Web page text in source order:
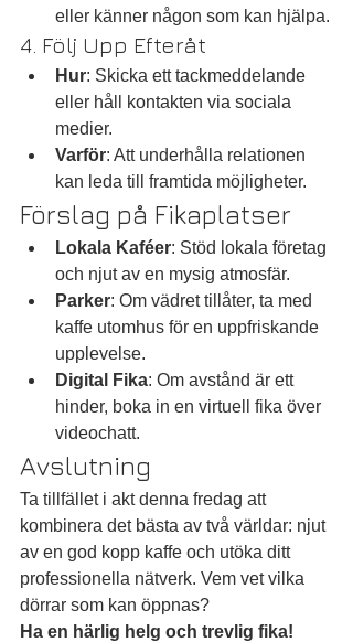
eller känner någon som kan hjälpa.
4. Följ Upp Efteråt
Hur: Skicka ett tackmeddelande
eller håll kontakten via sociala
medier.
Varför: Att underhålla relationen
kan leda till framtida möjligheter.
Förslag på Fikaplatser
Lokala Kaféer: Stöd lokala företag
och njut av en mysig atmosfär.
Parker: Om vädret tillåter, ta med
kaffe utomhus för en uppfriskande
upplevelse.
Digital Fika: Om avstånd är ett
hinder, boka in en virtuell fika över
videochatt.
Avslutning
Ta tillfället i akt denna fredag att
kombinera det bästa av två världar: njut
av en god kopp kaffe och utöka ditt
professionella nätverk. Vem vet vilka
dörrar som kan öppnas?
Ha en härlig helg och trevlig fika!